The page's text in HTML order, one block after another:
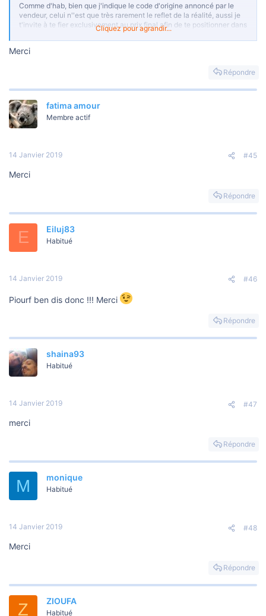
Comme d'hab, bien que j'indique le code d'origine annoncé par le
vendeur, celui n''est que très rarement le reflet de la réalité, aussi je
t'invite à te fier exclusivement au prix final afin de te positionner dans
REVIENS ME LIRE ICI
***Un message caché ne peut pas être cité.***
Cliquez pour agrandir...
Merci
Répondre
fatima amour
Membre actif
14 Janvier 2019 #45
Merci
Répondre
E Eiluj83
Habitué
14 Janvier 2019 #46
Piourf ben dis donc !!! Merci
Répondre
shaina93
Habitué
14 Janvier 2019 #47
merci
Répondre
M monique
Habitué
14 Janvier 2019 #48
Merci
Répondre
Z ZIOUFA
Habitué